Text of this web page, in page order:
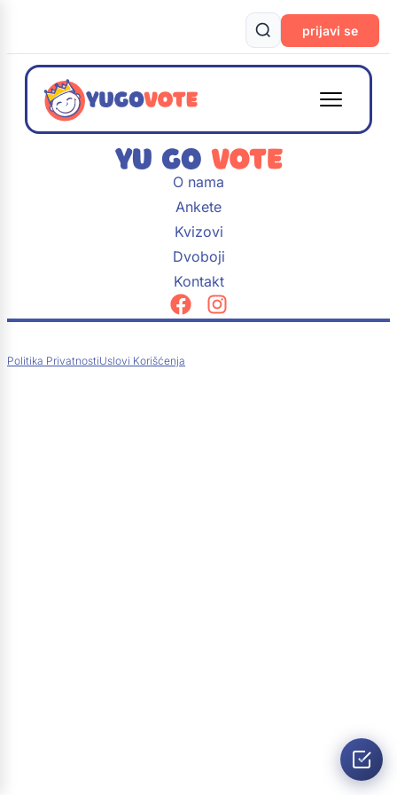
prijavi se
O nama
Ankete
Kvizovi
Dvoboji
Kontakt
Politika PrivatnostiUslovi Korišćenja